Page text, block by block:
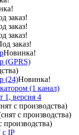
заказ!
заказ!
заказ!
заказ!
Новинка!
(GPRS)
(24)Новинка!
(1 канал)
1, версия 4
с производства)
с производства)
производства)
IP